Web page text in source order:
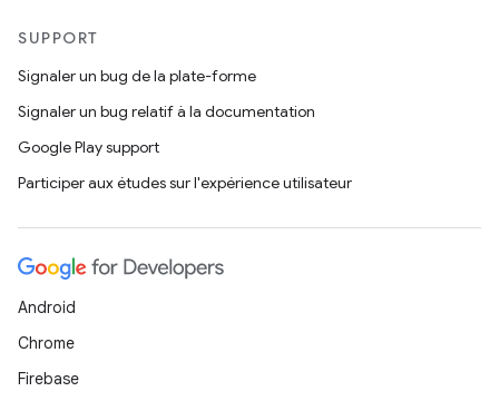
SUPPORT
Signaler un bug de la plate-forme
Signaler un bug relatif à la documentation
Google Play support
Participer aux études sur l'expérience utilisateur
Android
Chrome
Firebase